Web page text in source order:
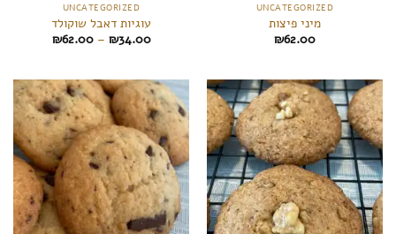
UNCATEGORIZED
מיני פיצות
₪62.00
UNCATEGORIZED
עוגיות דאבל שוקולד
₪34.00
–
₪62.00
Price
₪62.00